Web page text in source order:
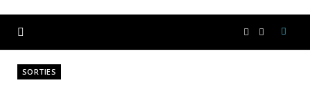
SORTIES